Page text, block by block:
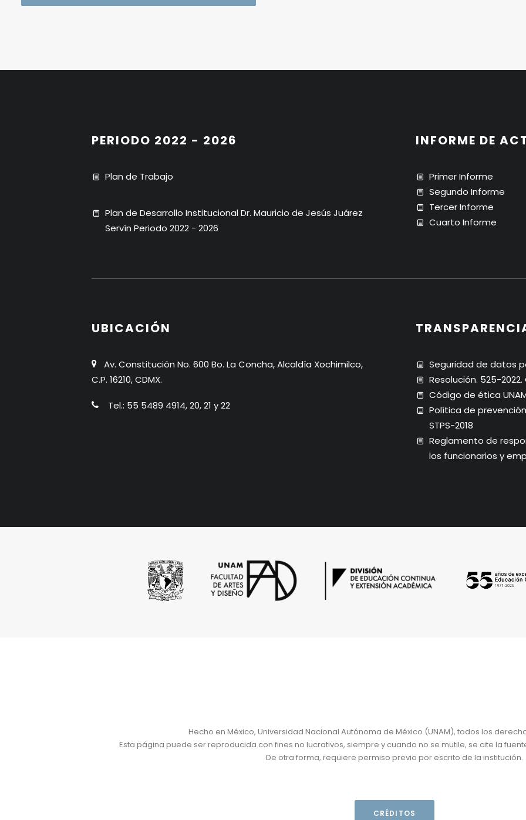
PERIODO 2022 - 2026
Plan de Trabajo
Plan de Desarrollo Institucional Dr. Mauricio de Jesús Juárez
Servín Periodo 2022 - 2026
INFORME DE
Primer Informe
Segundo Informe
Tercer Informe
Cuarto Informe
UBICACIÓN
Av. Constitución No. 600 Bo. La Concha, Alcaldía Xochimilco,
C.P. 16210, CDMX.
Tel.: 55 5489 4914, 20, 21 y 22
Seguridad de datos
Resolución. 525-
Código de ética
Política de
STPS-2018
Reglamento de
los funcionarios y
Hecho en México, Universidad Nacional Autónoma de México (UNAM), todos los
Esta página puede ser reproducida con fines no lucrativos, siempre y cuando no se mutile, se cite la
De otra forma, requiere permiso previo por escrito de la institución.
CRÉDITOS